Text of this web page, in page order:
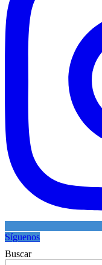
Síguenos
Buscar